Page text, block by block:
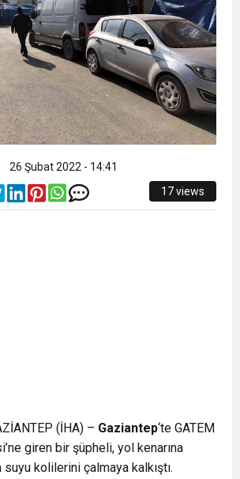
26 Şubat 2022 - 14:41
17 views
(İHA) – Gaziantep‘te GATEM
giren bir şüpheli, yol kenarına
kolilerini çalmaya kalkıştı.